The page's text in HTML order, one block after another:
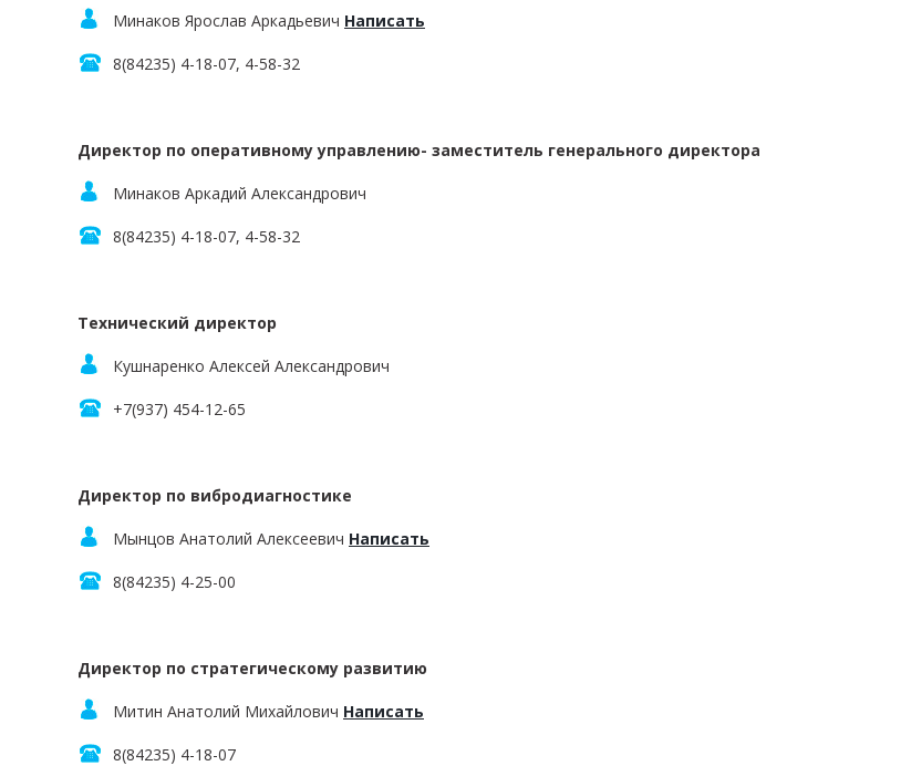
Минаков Ярослав Аркадьевич Написать
8(84235) 4-18-07, 4-58-32
Директор по оперативному управлению- заместитель генерального директора
Минаков Аркадий Александрович
8(84235) 4-18-07, 4-58-32
Технический директор
Кушнаренко Алексей Александрович
+7(937) 454-12-65
Директор по вибродиагностике
Мынцов Анатолий Алексеевич Написать
8(84235) 4-25-00
Директор по стратегическому развитию
Митин Анатолий Михайлович Написать
8(84235) 4-18-07